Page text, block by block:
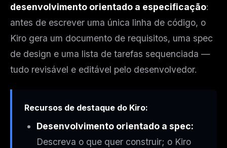
desenvolvimento orientado a especificação:
antes de escrever uma única linha de código, o
Kiro gera um documento de requisitos, uma spec
de design e uma lista de tarefas sequenciada —
tudo revisável e editável pelo desenvolvedor.
Recursos de destaque do Kiro:
Desenvolvimento orientado a spec:
Descreva o que quer construir; o Kiro